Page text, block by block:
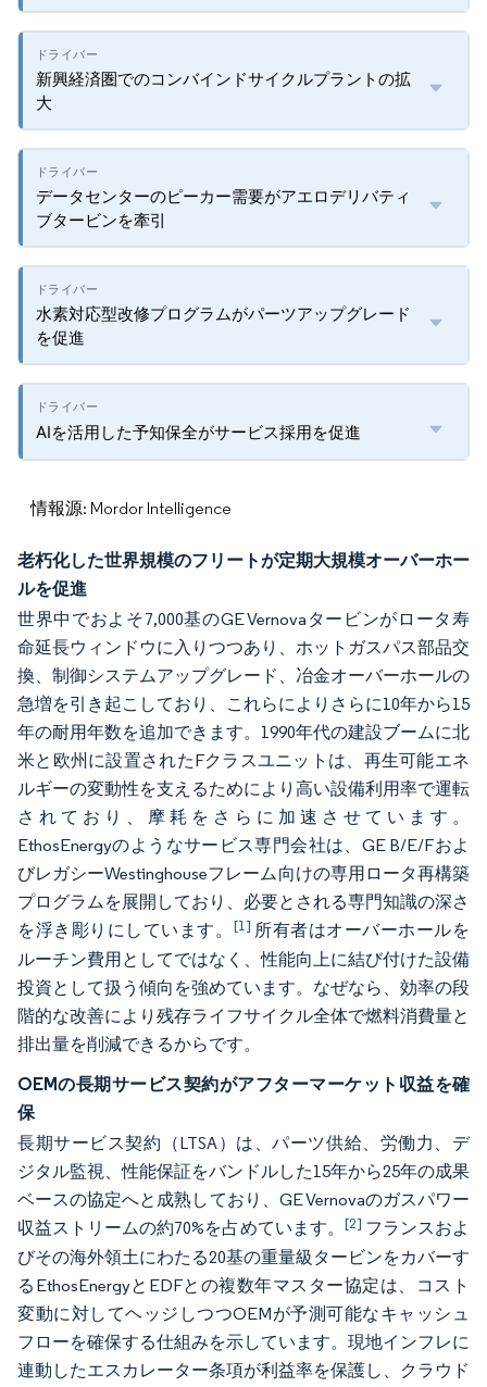
新興経済圏でのコンバインドサイクルプラントの拡
大
データセンターのピーカー需要がアエロデリバティ
ブタービンを牽引
水素対応型改修プログラムがパーツアップグレード
を促進
AIを活用した予知保全がサービス採用を促進
情報源: Mordor Intelligence
老朽化した世界規模のフリートが定期大規模オーバーホー
ルを促進
世界中でおよそ7,000基のGE Vernovaタービンがロータ寿
命延長ウィンドウに入りつつあり、ホットガスパス部品交
換、制御システムアップグレード、冶金オーバーホールの
急増を引き起こしており、これらによりさらに10年から15
年の耐用年数を追加できます。1990年代の建設ブームに北
米と欧州に設置されたFクラスユニットは、再生可能エネ
ルギーの変動性を支えるためにより高い設備利用率で運転
されており、摩耗をさらに加速させています。
EthosEnergyのようなサービス専門会社は、GE B/E/Fおよ
びレガシーWestinghouseフレーム向けの専用ロータ再構築
プログラムを展開しており、必要とされる専門知識の深さ
を浮き彫りにしています。 [1] 所有者はオーバーホールを
ルーチン費用としてではなく、性能向上に結び付けた設備
投資として扱う傾向を強めています。なぜなら、効率の段
階的な改善により残存ライフサイクル全体で燃料消費量と
排出量を削減できるからです。
OEMの長期サービス契約がアフターマーケット収益を確
保
長期サービス契約（LTSA）は、パーツ供給、労働力、デ
ジタル監視、性能保証をバンドルした15年から25年の成果
ベースの協定へと成熟しており、GE Vernovaのガスパワー
収益ストリームの約70%を占めています。 [2] フランスおよ
びその海外領土にわたる20基の重量級タービンをカバーす
るEthosEnergyとEDFとの複数年マスター協定は、コスト
変動に対してヘッジしつつOEMが予測可能なキャッシュ
フローを確保する仕組みを示しています。現地インフレに
連動したエスカレーター条項が利益率を保護し、クラウド